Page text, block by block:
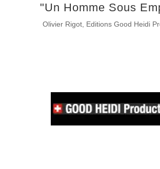
"Un Homme Sous
Olivier Rigot, Editions Good Heidi